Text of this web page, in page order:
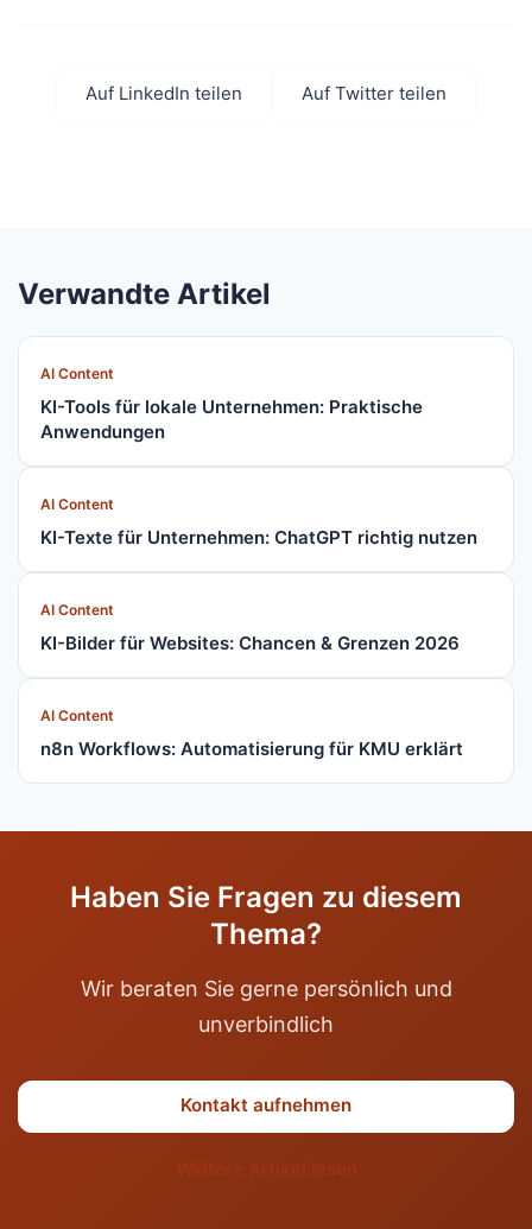
Auf LinkedIn teilen Auf Twitter teilen
Verwandte Artikel
AI Content
KI-Tools für lokale Unternehmen: Praktische
Anwendungen
AI Content
KI-Texte für Unternehmen: ChatGPT richtig nutzen
AI Content
KI-Bilder für Websites: Chancen & Grenzen 2026
AI Content
n8n Workflows: Automatisierung für KMU erklärt
Haben Sie Fragen zu diesem
Thema?
Wir beraten Sie gerne persönlich und
unverbindlich
Kontakt aufnehmen